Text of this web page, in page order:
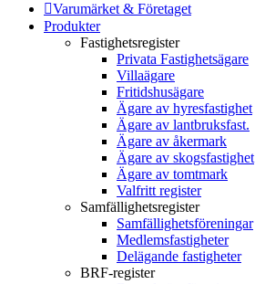
Varumärket & Företaget
Produkter
Fastighetsregister
Privata Fastighetsägare
Villaägare
Fritidshusägare
Ägare av hyresfastighet
Ägare av lantbruksfast.
Ägare av åkermark
Ägare av skogsfastighet
Ägare av tomtmark
Valfritt register
Samfällighetsregister
Samfällighetsföreningar
Medlemsfastigheter
Delägande fastigheter
BRF-register